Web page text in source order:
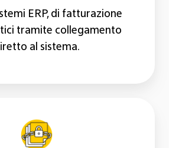
ERP, di fatturazione
tramite collegamento
al sistema.
SecureSend